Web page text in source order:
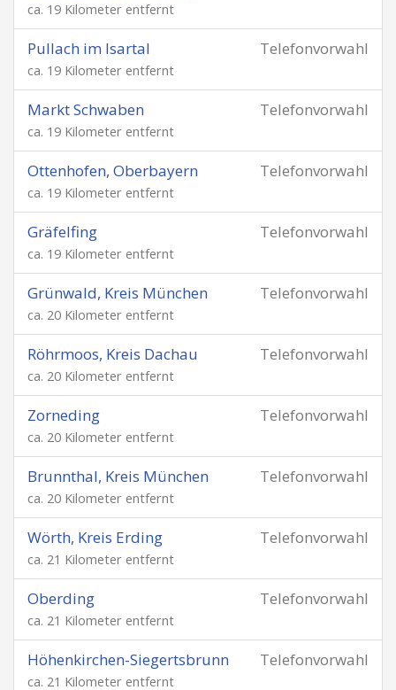
ca. 19 Kilometer entfernt
Telefonvorwahl
Pullach im Isartal
ca. 19 Kilometer entfernt
Telefonvorwahl
Markt Schwaben
ca. 19 Kilometer entfernt
Telefonvorwahl
Ottenhofen, Oberbayern
ca. 19 Kilometer entfernt
Telefonvorwahl
Gräfelfing
ca. 19 Kilometer entfernt
Telefonvorwahl
Grünwald, Kreis München
ca. 20 Kilometer entfernt
Telefonvorwahl
Röhrmoos, Kreis Dachau
ca. 20 Kilometer entfernt
Telefonvorwahl
Zorneding
ca. 20 Kilometer entfernt
Telefonvorwahl
Brunnthal, Kreis München
ca. 20 Kilometer entfernt
Telefonvorwahl
Wörth, Kreis Erding
ca. 21 Kilometer entfernt
Telefonvorwahl
Oberding
ca. 21 Kilometer entfernt
Telefonvorwahl
Höhenkirchen-Siegertsbrunn
ca. 21 Kilometer entfernt